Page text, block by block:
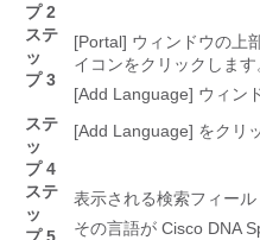
プ 2
ステ
ッ
プ 3
[Portal] ウィンドウの上
イコンをクリックします
[Add Language] ウィン
ステ
ッ
プ 4
[Add Language] をクリ
ステ
ッ
表示される検索フィール
その言語が Cisco DNA